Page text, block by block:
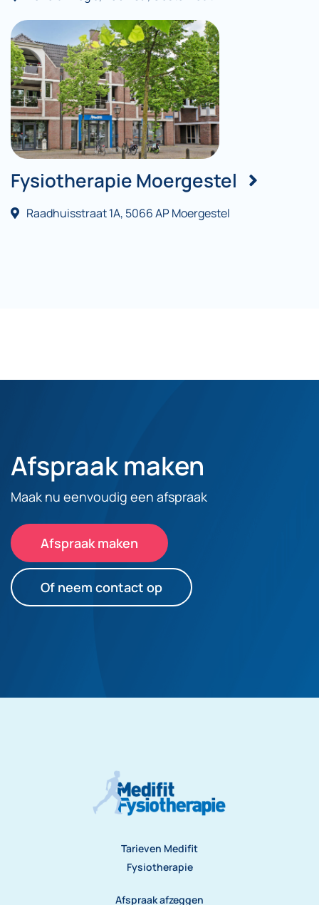
Fysiotherapie Moergestel
Raadhuisstraat 1A, 5066 AP Moergestel
Afspraak maken
Maak nu eenvoudig een afspraak
Afspraak maken
Of neem contact op
Tarieven Medifit
Fysiotherapie
Afspraak afzeggen